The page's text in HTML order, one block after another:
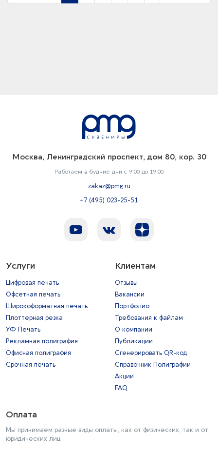
Москва, Ленинградский проспект, дом 80, кор. 30
Работаем в будние дни с 9:00 до 19:00
zakaz@pmg.ru
+7 (495) 023-25-51
Услуги
Цифровая печать
Офсетная печать
Широкоформатная печать
Плоттерная резка
УФ Печать
Рекламная полиграфия
Офисная полиграфия
Срочная печать
Клиентам
Отзывы
Вакансии
Портфолио
Требования к файлам
О компании
Публикации
Сгенерировать QR-код
Справочник Полиграфии
Акции
FAQ
Оплата
Мы принимаем разные виды оплаты, как от физических, так и от
юридических лиц